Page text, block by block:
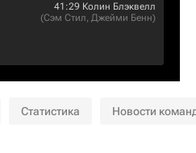
41:29 Колин Блэквелл
(Сэм Стил, Джейми Бенн)
Статистика Новости